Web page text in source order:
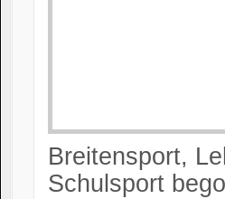
Breitensport,
Schulsport